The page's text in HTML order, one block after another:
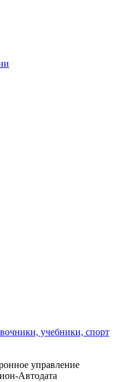
учебники, спорт
управление
Aвтодата